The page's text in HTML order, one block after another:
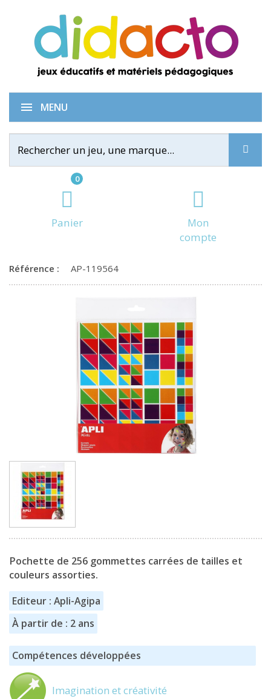
0
Panier
Mon
compte
MENU
Gommettes carrées
Référence : AP-119564
Pochette de 256 gommettes carrées de tailles et
couleurs assorties.
Editeur : Apli-Agipa
À partir de : 2 ans
Compétences développées
Imagination et créativité